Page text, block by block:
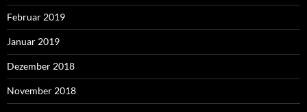
Februar 2019
Januar 2019
Dezember 2018
November 2018